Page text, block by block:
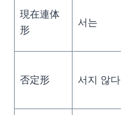
現在連体
形
서는
否定形 서지 않다